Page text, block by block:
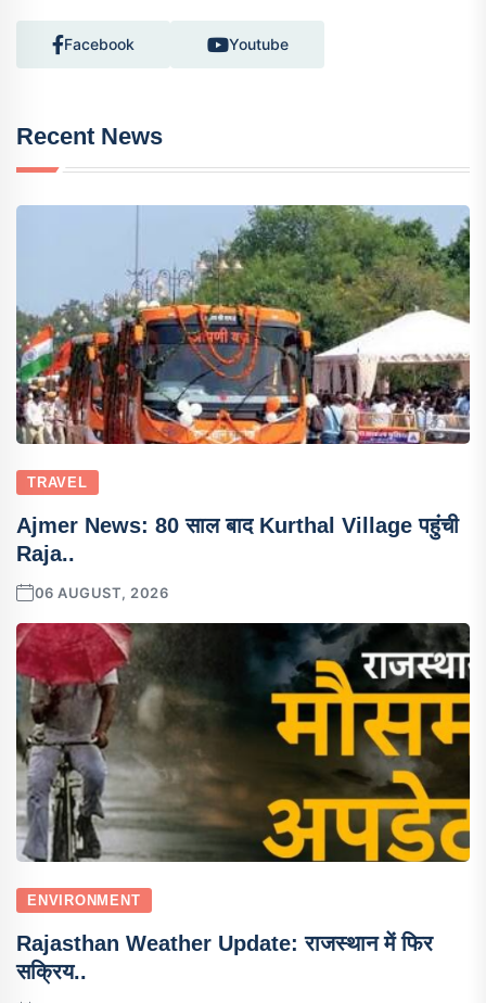
Facebook Youtube
Recent News
TRAVEL
Ajmer News: 80 साल बाद Kurthal Village पहुंची
Raja..
06 AUGUST, 2026
ENVIRONMENT
Rajasthan Weather Update: राजस्थान में फिर
सक्रिय..